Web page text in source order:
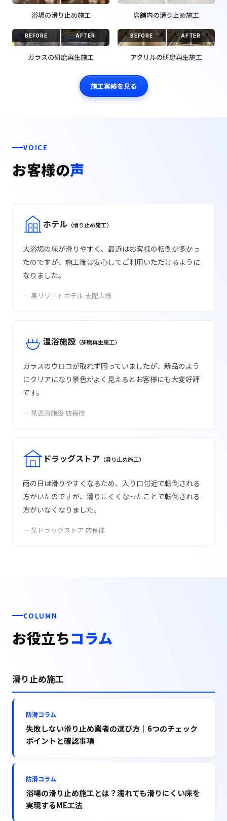
浴場の滑り止め施工 店舗内の滑り止め施工
BEFORE AFTER
ガラスの研磨再生施工
BEFORE AFTER
アクリルの研磨再生施工
施工実績を見る
VOICE
お客様の声
ホテル （滑り止め施工）
大浴場の床が滑りやすく、最近はお客様の転倒が多かっ
たのですが、施工後は安心してご利用いただけるように
なりました。
— 某リゾートホテル 支配人様
温浴施設（研磨再生施工）
ガラスのウロコが取れず困っていましたが、新品のよう
にクリアになり景色がよく見えるとお客様にも大変好評
です。
— 某温浴施設 店長様
ドラッグストア （滑り止め施工）
雨の日は滑りやすくなるため、入り口付近で転倒される
方がいたのですが、滑りにくくなったことで転倒される
方がいなくなりました。
— 某ドラッグストア 店長様
COLUMN
お役立ちコラム
滑り止め施工
防滑コラム
失敗しない滑り止め業者の選び方｜6つのチェック
ポイントと確認事項
防滑コラム
浴場の滑り止め施工とは？濡れても滑りにくい床を
実現するME工法